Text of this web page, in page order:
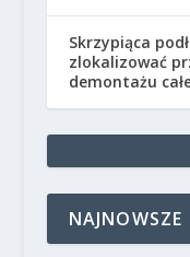
Skrzypiąca
zlokalizować
demontażu